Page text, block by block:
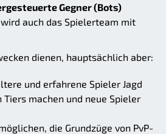
Gegner (Bots)
auch das Spielerteam mit
dienen, hauptsächlich aber:
und erfahrene Spieler Jagd
machen und neue Spieler
die Grundzüge von PvP-